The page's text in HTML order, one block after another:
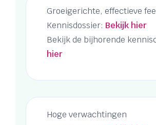
Groeigerichte, effectieve
Kennisdossier: Bekijk hier
Bekijk de bijhorende
hier
Hoge verwachtingen